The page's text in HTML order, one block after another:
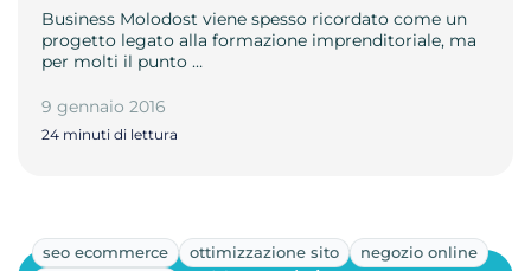
Business Molodost viene spesso ricordato come un
progetto legato alla formazione imprenditoriale, ma
per molti il punto …
9 gennaio 2016
24 minuti di lettura
seo ecommerce ottimizzazione sito
negozio online